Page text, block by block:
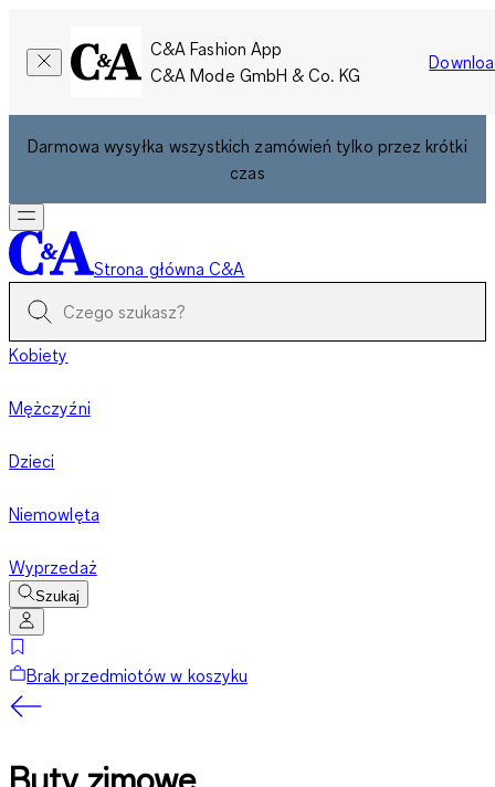
C&A Fashion App
C&A Mode GmbH & Co. KG
Darmowa wysyłka wszystkich zamówień tylko przez krótki
czas
Strona główna C&A
Kobiety
Mężczyźni
Dzieci
Niemowlęta
Wyprzedaż
Szukaj
Brak przedmiotów w koszyku